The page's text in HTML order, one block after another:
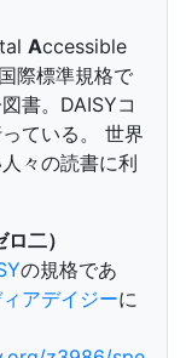
Accessible
際標準規格で
書。DAISYコ
ている。 世界
々の読書に利
二）
の規格であ
アデイジーに